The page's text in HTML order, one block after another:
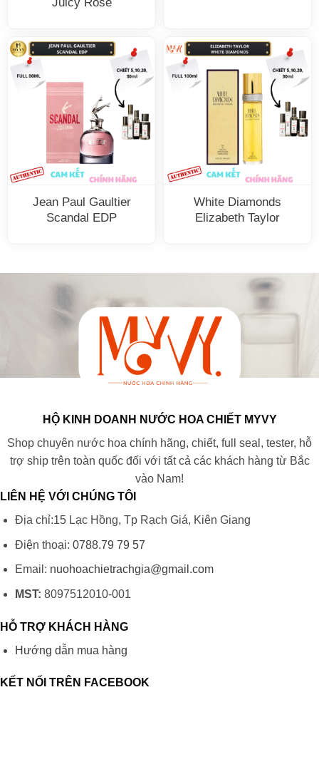
Jean Paul Gaultier
Scandal EDP
White Diamonds
Elizabeth Taylor
HỘ KINH DOANH NƯỚC HOA CHIẾT MYVY
Shop chuyên nước hoa chính hãng, chiết, full seal, tester, hỗ
trợ ship trên toàn quốc đối với tất cả các khách hàng từ Bắc
vào Nam!
LIÊN HỆ VỚI CHÚNG TÔI
Địa chỉ:15 Lạc Hồng, Tp Rạch Giá, Kiên Giang
Điện thoại: 0788.79 79 57
Email: nuohoachietrachgia@gmail.com
MST: 8097512010-001
HỖ TRỢ KHÁCH HÀNG
Hướng dẫn mua hàng
KẾT NỐI TRÊN FACEBOOK